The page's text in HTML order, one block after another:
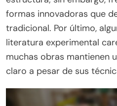
formas innovadoras que
tradicional. Por último,
literatura experimental
muchas obras mantienen
claro a pesar de sus